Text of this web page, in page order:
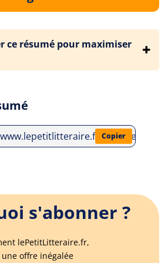
ce résumé pour maximiser
analyses-
Copier
s'abonner ?
lePetitLitteraire.fr,
une offre inégalée